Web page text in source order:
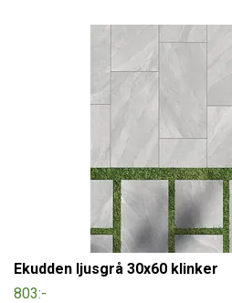
Ekudden ljusgrå 30x60 klinker
803:-